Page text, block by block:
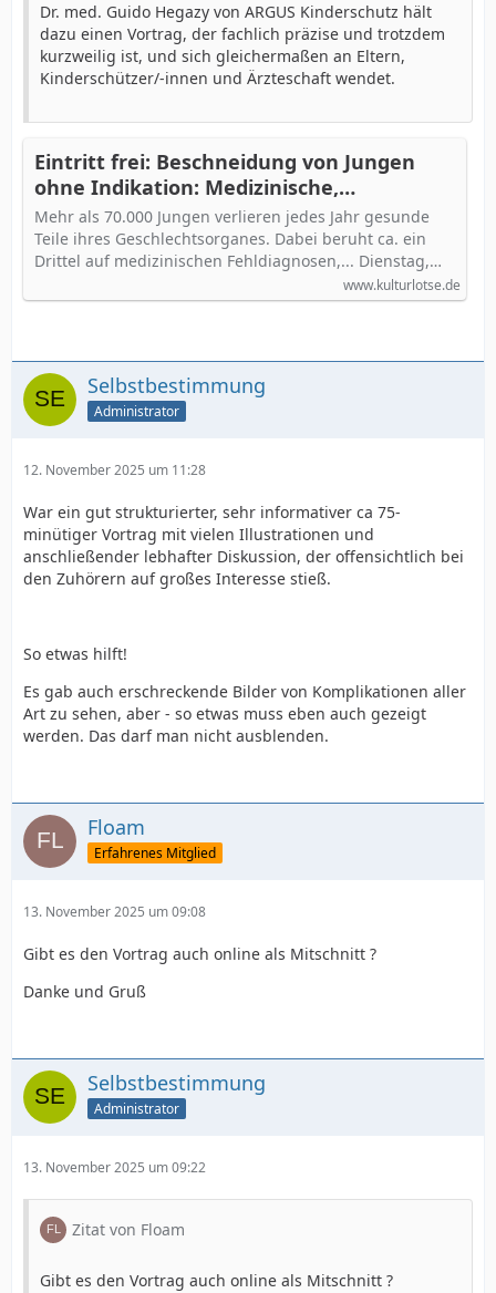
Dr. med. Guido Hegazy von ARGUS Kinderschutz hält
dazu einen Vortrag, der fachlich präzise und trotzdem
kurzweilig ist, und sich gleichermaßen an Eltern,
Kinderschützer/-innen und Ärzteschaft wendet.
Eintritt frei: Beschneidung von Jungen
ohne Indikation: Medizinische,
gesellschaftliche und ethische
Perspektiven auf eines der größten Tabu
Themen im deutschen Kinderschutz
Mehr als 70.000 Jungen verlieren jedes Jahr gesunde
Teile ihres Geschlechtsorganes. Dabei beruht ca. ein
Drittel auf medizinischen Fehldiagnosen,... Dienstag,…
www.kulturlotse.de
Selbstbestimmung
Administrator
12. November 2025 um 11:28
War ein gut strukturierter, sehr informativer ca 75-
minütiger Vortrag mit vielen Illustrationen und
anschließender lebhafter Diskussion, der offensichtlich bei
den Zuhörern auf großes Interesse stieß.
So etwas hilft!
Es gab auch erschreckende Bilder von Komplikationen aller
Art zu sehen, aber - so etwas muss eben auch gezeigt
werden. Das darf man nicht ausblenden.
Floam
Erfahrenes Mitglied
13. November 2025 um 09:08
Gibt es den Vortrag auch online als Mitschnitt ?
Danke und Gruß
Selbstbestimmung
Administrator
13. November 2025 um 09:22
Zitat von Floam
Gibt es den Vortrag auch online als Mitschnitt ?